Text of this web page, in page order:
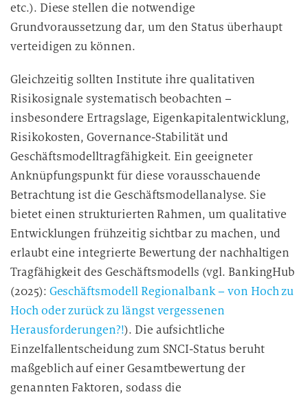
etc.). Diese stellen die notwendige
Grundvoraussetzung dar, um den Status überhaupt
verteidigen zu können.
Gleichzeitig sollten Institute ihre qualitativen
Risikosignale systematisch beobachten –
insbesondere Ertragslage, Eigenkapitalentwicklung,
Risikokosten, Governance-Stabilität und
Geschäftsmodelltragfähigkeit. Ein geeigneter
Anknüpfungspunkt für diese vorausschauende
Betrachtung ist die Geschäftsmodellanalyse. Sie
bietet einen strukturierten Rahmen, um qualitative
Entwicklungen frühzeitig sichtbar zu machen, und
erlaubt eine integrierte Bewertung der nachhaltigen
Tragfähigkeit des Geschäftsmodells (vgl. BankingHub
(2025): Geschäftsmodell Regionalbank – von Hoch zu
Hoch oder zurück zu längst vergessenen
Herausforderungen?!). Die aufsichtliche
Einzelfallentscheidung zum SNCI-Status beruht
maßgeblich auf einer Gesamtbewertung der
genannten Faktoren, sodass die